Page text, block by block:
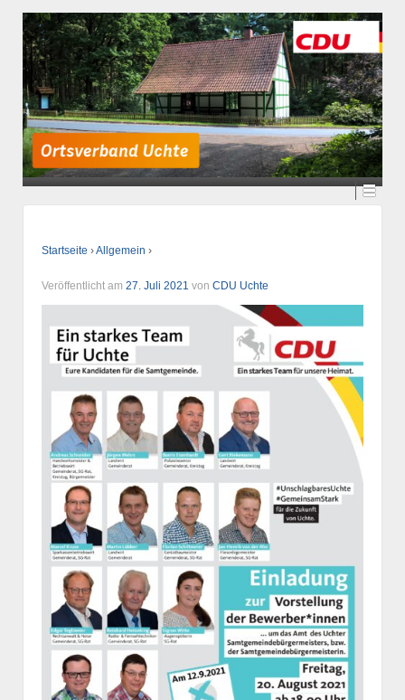
Startseite ›Allgemein ›
Veröffentlicht am 27. Juli 2021 von CDU Uchte